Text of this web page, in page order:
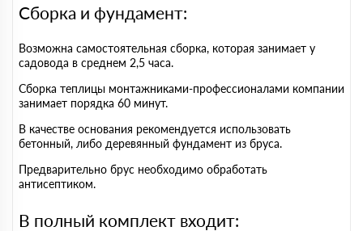
Сборка и фундамент:
Возможна самостоятельная сборка, которая занимает у
садовода в среднем 2,5 часа.
Сборка теплицы монтажниками-профессионалами компании
занимает порядка 60 минут.
В качестве основания рекомендуется использовать
бетонный, либо деревянный фундамент из бруса.
Предварительно брус необходимо обработать
антисептиком.
В полный комплект входит: